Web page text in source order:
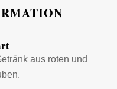
aus roten und